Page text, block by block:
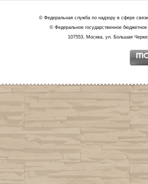
© Федеральная служба по надзору в сфере
© Федеральное государственное
107553, Москва, ул. Большая